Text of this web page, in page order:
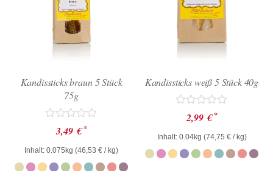
Kandissticks braun 5 Stück
75g
Bewertet
mit
0
von
5
3,49 € *
Inhalt: 0.075kg (46,53 € / kg)
Kandissticks weiß 5 Stück 40g
Bewertet
mit
0
von
5
2,99 € *
Inhalt: 0.04kg (74,75 €/ kg)